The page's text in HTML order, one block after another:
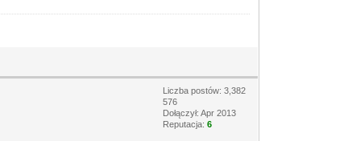
Liczba postów: 3,382
576
Dołączył: Apr 2013
Reputacja:6